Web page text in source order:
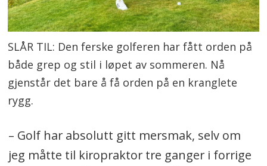
SLÅR TIL: Den ferske golferen har fått orden på
både grep og stil i løpet av sommeren. Nå
gjenstår det bare å få orden på en kranglete
rygg.
– Golf har absolutt gitt mersmak, selv om
jeg måtte til kiropraktor tre ganger i forrige